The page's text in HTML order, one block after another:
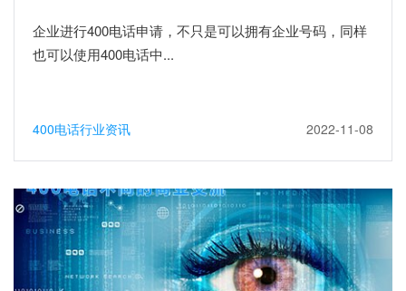
企业进行400电话申请，不只是可以拥有企业号码，同样
也可以使用400电话中...
400电话行业资讯 2022-11-08